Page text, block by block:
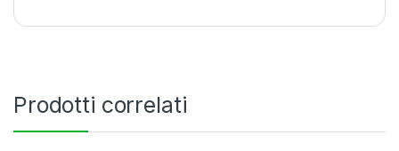
Prodotti correlati